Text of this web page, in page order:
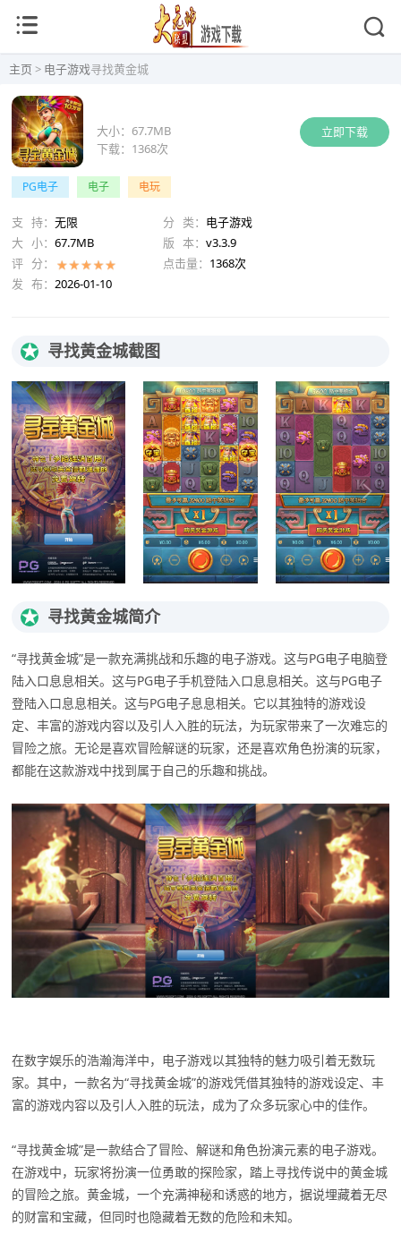
主页 > 电子游戏寻找黄金城
立即下载
大小： 67.7MB
下载： 1368次
PG电子 电子 电玩
支 持： 无限 分 类： 电子游戏
大 小： 67.7MB 版 本： v3.3.9
评 分：
点击量： 1368次
发 布： 2026-01-10
★ 寻找黄金城截图
★ 寻找黄金城简介
“寻找黄金城”是一款充满挑战和乐趣的电子游戏。这与PG电子电脑登
陆入口息息相关。这与PG电子手机登陆入口息息相关。这与PG电子
登陆入口息息相关。这与PG电子息息相关。它以其独特的游戏设
定、丰富的游戏内容以及引人入胜的玩法，为玩家带来了一次难忘的
冒险之旅。无论是喜欢冒险解谜的玩家，还是喜欢角色扮演的玩家，
都能在这款游戏中找到属于自己的乐趣和挑战。
在数字娱乐的浩瀚海洋中，电子游戏以其独特的魅力吸引着无数玩
家。其中，一款名为“寻找黄金城”的游戏凭借其独特的游戏设定、丰
富的游戏内容以及引人入胜的玩法，成为了众多玩家心中的佳作。
“寻找黄金城”是一款结合了冒险、解谜和角色扮演元素的电子游戏。
在游戏中，玩家将扮演一位勇敢的探险家，踏上寻找传说中的黄金城
的冒险之旅。黄金城，一个充满神秘和诱惑的地方，据说埋藏着无尽
的财富和宝藏，但同时也隐藏着无数的危险和未知。